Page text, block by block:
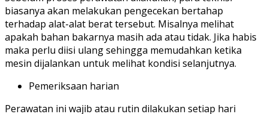
biasanya akan melakukan pengecekan bertahap
terhadap alat-alat berat tersebut. Misalnya melihat
apakah bahan bakarnya masih ada atau tidak. Jika habis
maka perlu diisi ulang sehingga memudahkan ketika
mesin dijalankan untuk melihat kondisi selanjutnya.
Pemeriksaan harian
Perawatan ini wajib atau rutin dilakukan setiap hari